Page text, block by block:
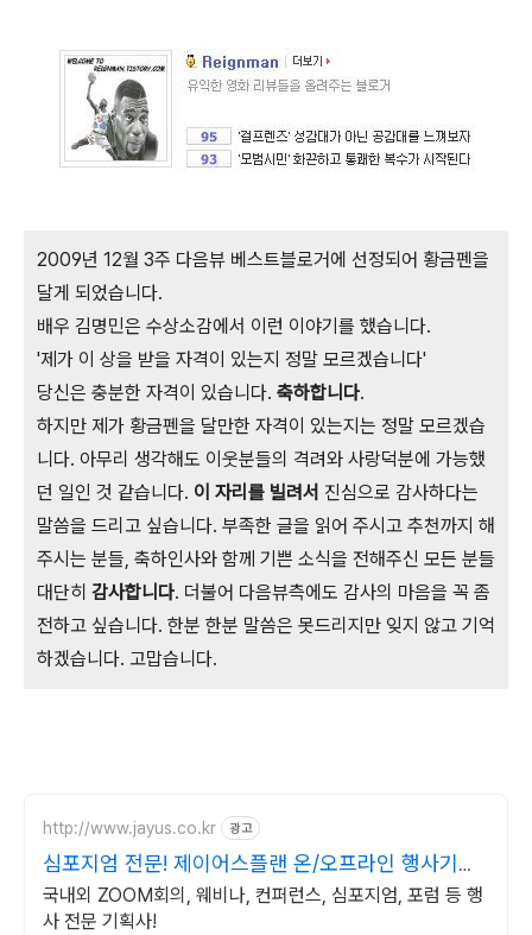
2009년 12월 3주 다음뷰 베스트블로거에 선정되어 황금펜을
달게 되었습니다.
배우 김명민은 수상소감에서 이런 이야기를 했습니다.
'제가 이 상을 받을 자격이 있는지 정말 모르겠습니다'
당신은 충분한 자격이 있습니다. 축하합니다.
하지만 제가 황금펜을 달만한 자격이 있는지는 정말 모르겠습
니다. 아무리 생각해도 이웃분들의 격려와 사랑덕분에 가능했
던 일인 것 같습니다. 이 자리를 빌려서 진심으로 감사하다는
말씀을 드리고 싶습니다. 부족한 글을 읽어 주시고 추천까지 해
주시는 분들, 축하인사와 함께 기쁜 소식을 전해주신 모든 분들
대단히 감사합니다. 더불어 다음뷰측에도 감사의 마음을 꼭 좀
전하고 싶습니다. 한분 한분 말씀은 못드리지만 잊지 않고 기억
하겠습니다. 고맙습니다.
http://www.jayus.co.kr 광고
심포지엄 전문! 제이어스플랜 온/오프라인 행사기획
대행!
국내외 ZOOM회의, 웨비나, 컨퍼런스, 심포지엄, 포럼 등 행
사 전문 기획사!